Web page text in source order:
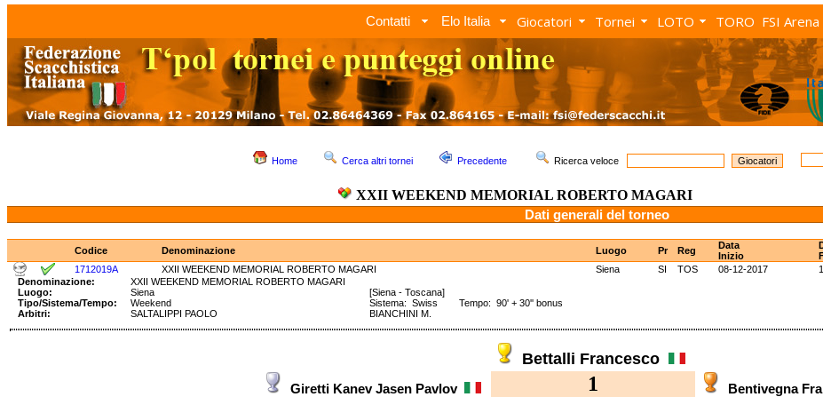
Contatti Elo Italia Giocatori Tornei LOTO TORO FSI Arena
Home Cerca altri tornei Precedente Ricerca veloce
XXII WEEKEND MEMORIAL ROBERTO MAGARI
Dati generali del torneo
Codice Denominazione Luogo Pr Reg
Data
Inizio
1712019A
XXII WEEKEND MEMORIAL ROBERTO MAGARI Siena SI TOS 08-12-2017
Denominazione:
XXII WEEKEND MEMORIAL ROBERTO MAGARI
Luogo:
Siena
[Siena - Toscana]
Tipo/Sistema/Tempo:
Weekend
Sistema: Swiss Tempo: 90' + 30'' bonus
Arbitri:
SALTALIPPI PAOLO BIANCHINI M.
Bettalli Francesco
Giretti Kanev Jasen Pavlov 1 Bentivegna